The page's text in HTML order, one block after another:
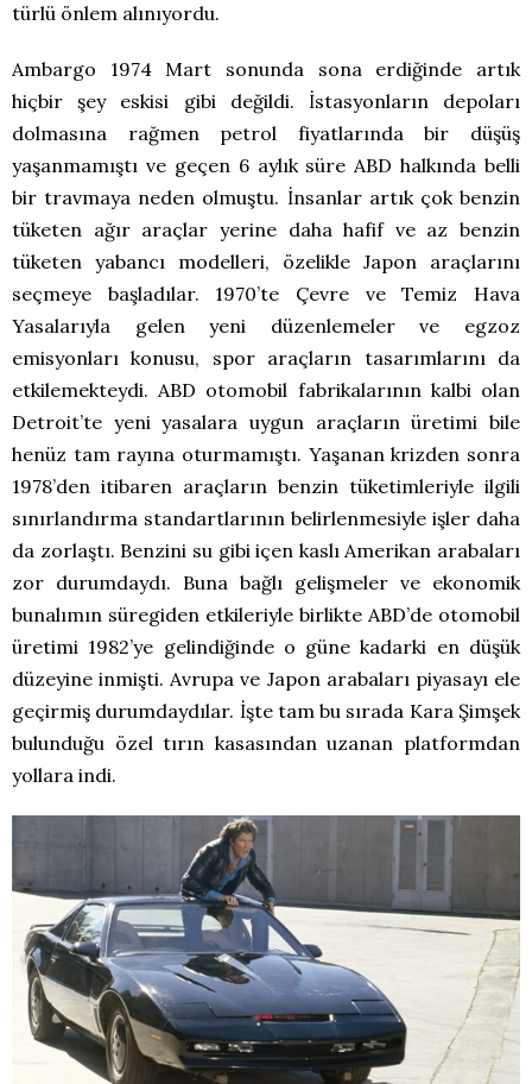
türlü önlem alınıyordu.
Ambargo 1974 Mart sonunda sona erdiğinde artık
hiçbir şey eskisi gibi değildi. İstasyonların depoları
dolmasına rağmen petrol fiyatlarında bir düşüş
yaşanmamıştı ve geçen 6 aylık süre ABD halkında belli
bir travmaya neden olmuştu. İnsanlar artık çok benzin
tüketen ağır araçlar yerine daha hafif ve az benzin
tüketen yabancı modelleri, özelikle Japon araçlarını
seçmeye başladılar. 1970’te Çevre ve Temiz Hava
Yasalarıyla gelen yeni düzenlemeler ve egzoz
emisyonları konusu, spor araçların tasarımlarını da
etkilemekteydi. ABD otomobil fabrikalarının kalbi olan
Detroit’te yeni yasalara uygun araçların üretimi bile
henüz tam rayına oturmamıştı. Yaşanan krizden sonra
1978’den itibaren araçların benzin tüketimleriyle ilgili
sınırlandırma standartlarının belirlenmesiyle işler daha
da zorlaştı. Benzini su gibi içen kaslı Amerikan arabaları
zor durumdaydı. Buna bağlı gelişmeler ve ekonomik
bunalımın süregiden etkileriyle birlikte ABD’de otomobil
üretimi 1982’ye gelindiğinde o güne kadarki en düşük
düzeyine inmişti. Avrupa ve Japon arabaları piyasayı ele
geçirmiş durumdaydılar. İşte tam bu sırada Kara Şimşek
bulunduğu özel tırın kasasından uzanan platformdan
yollara indi.